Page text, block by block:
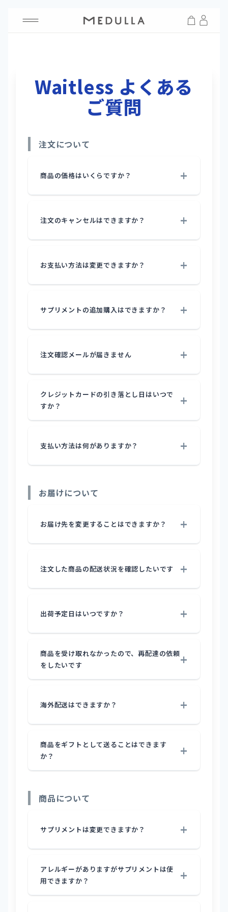
Waitless よくある
ご質問
注文について
商品の価格はいくらですか？
注文のキャンセルはできますか？
お支払い方法は変更できますか？
サプリメントの追加購入はできますか？
注文確認メールが届きません
クレジットカードの引き落とし日はいつで
すか？
支払い方法は何がありますか？
お届けについて
お届け先を変更することはできますか？
注文した商品の配送状況を確認したいです
出荷予定日はいつですか？
商品を受け取れなかったので、再配達の依頼
をしたいです
海外配送はできますか？
商品をギフトとして送ることはできます
か？
商品について
サプリメントは変更できますか？
アレルギーがありますがサプリメントは使
用できますか？